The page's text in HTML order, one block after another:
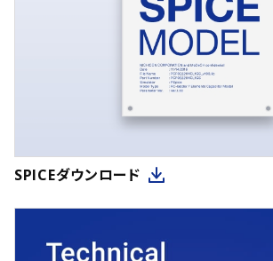
SPICEダウンロード